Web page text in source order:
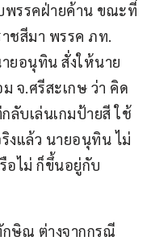
พรรคฝ่ายค้าน ขณะที่
ชสีมา พรรค ภท.
ยอนุทิน สั่งให้นาย
จ.ศรีสะเกษ ว่า คิด
ลับเล่นเกมป้ายสี ใช้
งแล้ว นายอนุทิน ไม่
อไม่ ก็ขึ้นอยู่กับ
กษิณ ต่างจากกรณี